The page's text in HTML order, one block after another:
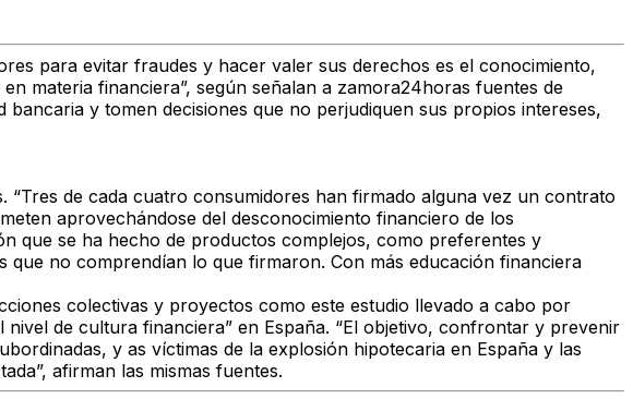
para evitar fraudes y hacer valer sus derechos es el conocimiento,
materia financiera”, según señalan a zamora24horas fuentes de
y tomen decisiones que no perjudiquen sus propios intereses,
de cada cuatro consumidores han firmado alguna vez un contrato
aprovechándose del desconocimiento financiero de los
que se ha hecho de productos complejos, como preferentes y
no comprendían lo que firmaron. Con más educación financiera
colectivas y proyectos como este estudio llevado a cabo por
de cultura financiera” en España. “El objetivo, confrontar y prevenir
y as víctimas de la explosión hipotecaria en España y las
afirman las mismas fuentes.